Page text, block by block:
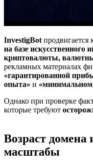
InvestigBot продвигается
на базе искусственного
криптовалюты,
рекламных материалах
«гарантированной
опыта» и «минимальном
Однако при проверке
которые требуют
Возраст домена
масштабы